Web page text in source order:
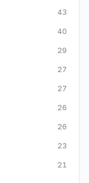
43
40
29
27
27
26
26
23
21